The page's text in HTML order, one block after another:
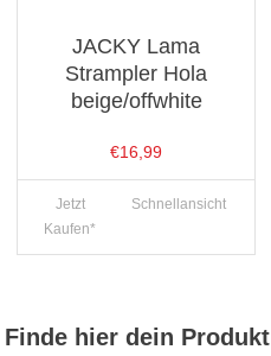
JACKY Lama
Strampler Hola
beige/offwhite
€16,99
Jetzt
Kaufen*
Schnellansicht
Finde hier dein Produkt